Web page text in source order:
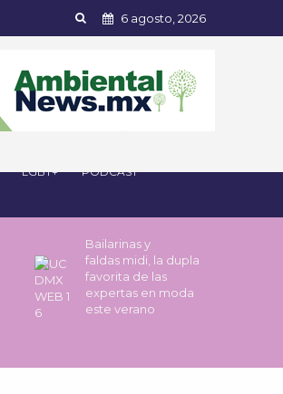
6 agosto, 2026
LGBT+ PODCAST
Bailarinas y
faldas midi, la dupla
favorita de las
expertas en moda
este verano